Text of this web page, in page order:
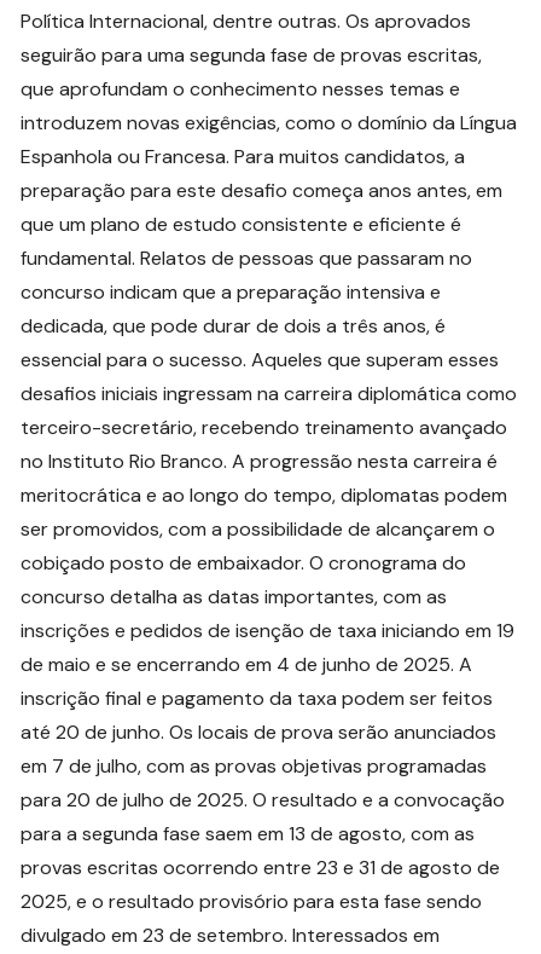
Política Internacional, dentre outras. Os aprovados
seguirão para uma segunda fase de provas escritas,
que aprofundam o conhecimento nesses temas e
introduzem novas exigências, como o domínio da Língua
Espanhola ou Francesa. Para muitos candidatos, a
preparação para este desafio começa anos antes, em
que um plano de estudo consistente e eficiente é
fundamental. Relatos de pessoas que passaram no
concurso indicam que a preparação intensiva e
dedicada, que pode durar de dois a três anos, é
essencial para o sucesso. Aqueles que superam esses
desafios iniciais ingressam na carreira diplomática como
terceiro-secretário, recebendo treinamento avançado
no Instituto Rio Branco. A progressão nesta carreira é
meritocrática e ao longo do tempo, diplomatas podem
ser promovidos, com a possibilidade de alcançarem o
cobiçado posto de embaixador. O cronograma do
concurso detalha as datas importantes, com as
inscrições e pedidos de isenção de taxa iniciando em 19
de maio e se encerrando em 4 de junho de 2025. A
inscrição final e pagamento da taxa podem ser feitos
até 20 de junho. Os locais de prova serão anunciados
em 7 de julho, com as provas objetivas programadas
para 20 de julho de 2025. O resultado e a convocação
para a segunda fase saem em 13 de agosto, com as
provas escritas ocorrendo entre 23 e 31 de agosto de
2025, e o resultado provisório para esta fase sendo
divulgado em 23 de setembro. Interessados em